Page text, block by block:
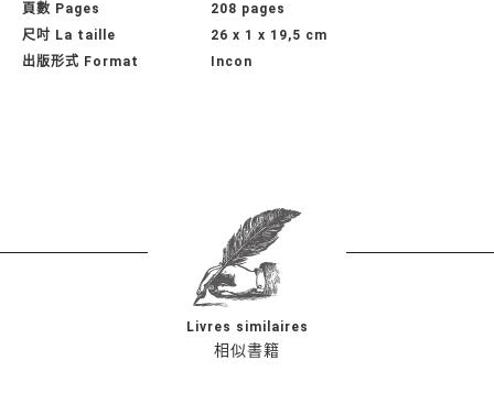
頁數 Pages
208 pages
尺吋 La taille
26 x 1 x 19,5 cm
出版形式 Format
Incon
相似書籍
Livres similaires